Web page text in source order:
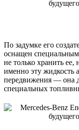
По задумке его
оснащен
не только хранить
именно эту жидкость
передвижения — она
специальных